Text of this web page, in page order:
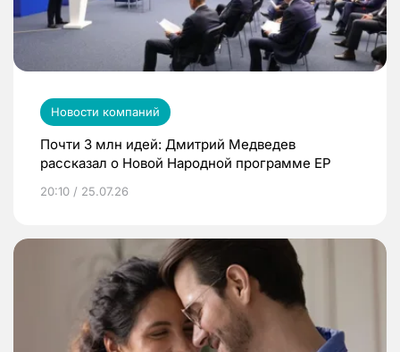
Новости компаний
Почти 3 млн идей: Дмитрий Медведев
рассказал о Новой Народной программе ЕР
20:10 / 25.07.26